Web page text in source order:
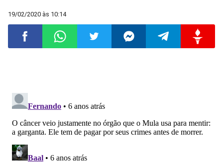
19/02/2020 às 10:14
no
FacebookWhatsappTwitter MessengerTelegram Gettr